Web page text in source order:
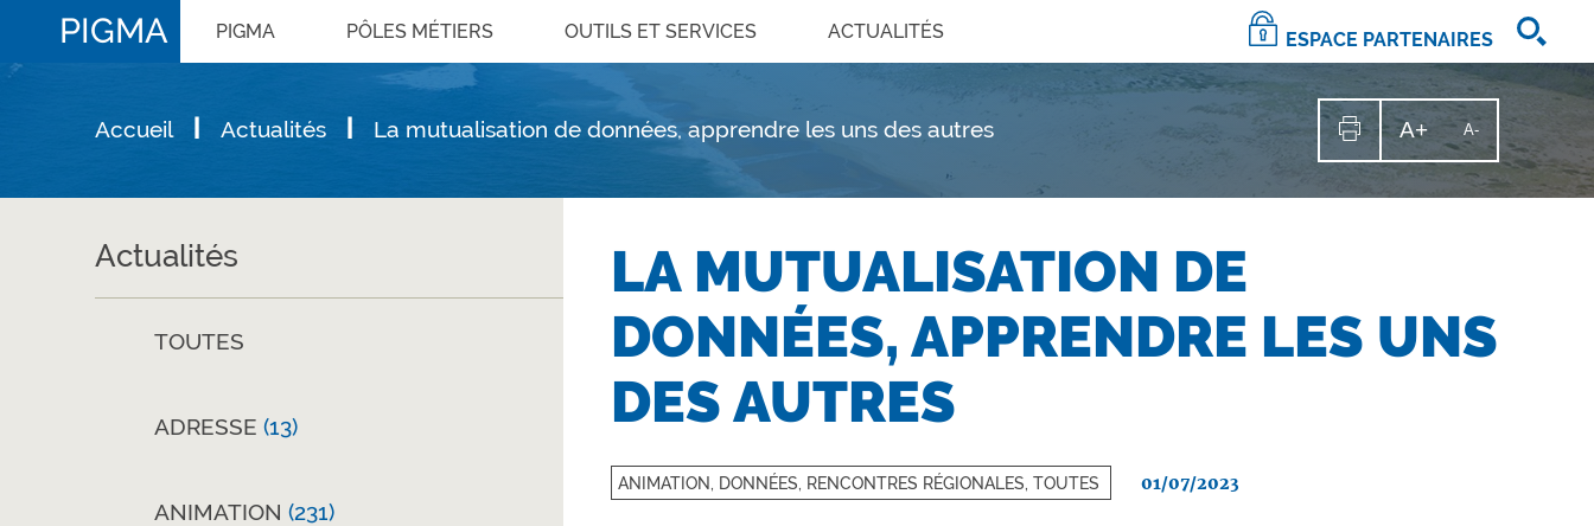
PIGMA PIGMA PÔLES MÉTIERS OUTILS ET SERVICES ACTUALITÉS ESPACE PARTENAIRES
Accueil Actualités La mutualisation de données, apprendre les uns des autres
Imprimer
page
A+Augmenter
la
taille
A- Diminuer
la
taille
du
texte
Actualités
TOUTES
ADRESSE (13)
ANIMATION (231)
LA MUTUALISATION DE
DONNÉES, APPRENDRE LES UNS
DES AUTRES
ANIMATION, DONNÉES, RENCONTRES RÉGIONALES, TOUTES 01/07/2023